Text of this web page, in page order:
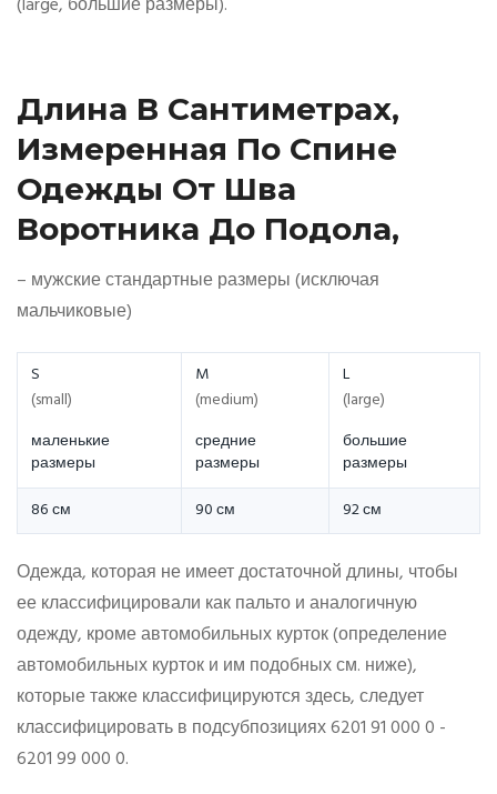
Длина В Сантиметрах,
Измеренная По Спине
Одежды От Шва
Воротника До Подола,
– мужские стандартные размеры (исключая
мальчиковые)
S
(small)
маленькие
размеры
M
(medium)
средние
размеры
L
(large)
большие
размеры
86 см
90 см 92 см
Одежда, которая не имеет достаточной длины, чтобы
ее классифицировали как пальто и аналогичную
одежду, кроме автомобильных курток (определение
автомобильных курток и им подобных см. ниже),
которые также классифицируются здесь, следует
классифицировать в подсубпозициях 6201 91 000 0 -
6201 99 000 0.